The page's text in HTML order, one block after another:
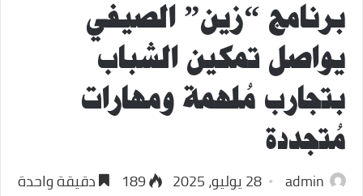
برنامج “زين” الصيفي
يواصل تمكين الشباب
بتجارب مُلهمة ومهارات
مُتجددة
admin 28 يوليو، 2025 189
دقيقة واحدة